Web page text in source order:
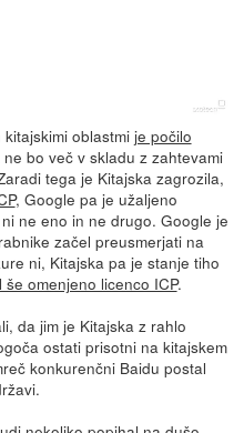
oblastmi je počilo
bo več v skladu z zahtevami
tega je Kitajska zagrozila,
, Google pa je užaljeno
ne eno in ne drugo. Google je
začel preusmerjati na
ni, Kitajska pa je stanje tiho
še omenjeno licenco ICP.
da jim je Kitajska z rahlo
ostati prisotni na kitajskem
konkurenčni Baidu postal